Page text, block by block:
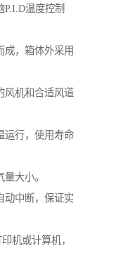
温度控制
成，箱体外采用
风机和合适风道
运行，使用寿命
大小。
动中断，保证实
机或计算机，